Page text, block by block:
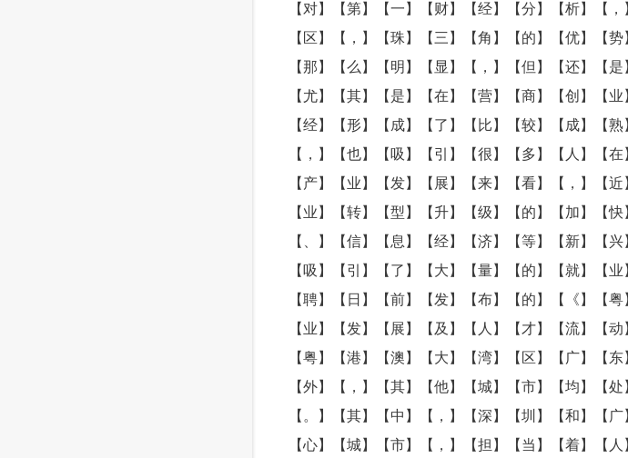
【对】【第】【一】【财】【经】【分】【析】【
【区】【，】【珠】【三】【角】【的】【优】【
【那】【么】【明】【显】【，】【但】【还】【
【尤】【其】【是】【在】【营】【商】【创】【
【经】【形】【成】【了】【比】【较】【成】【
【，】【也】【吸】【引】【很】【多】【人】【
【产】【业】【发】【展】【来】【看】【，】【
【业】【转】【型】【升】【级】【的】【加】【
【、】【信】【息】【经】【济】【等】【新】【
【吸】【引】【了】【大】【量】【的】【就】【
【聘】【日】【前】【发】【布】【的】【《】【
【业】【发】【展】【及】【人】【才】【流】【
【粤】【港】【澳】【大】【湾】【区】【广】【
【外】【，】【其】【他】【城】【市】【均】【
【。】【其】【中】【，】【深】【圳】【和】【
【心】【城】【市】【，】【担】【当】【着】【